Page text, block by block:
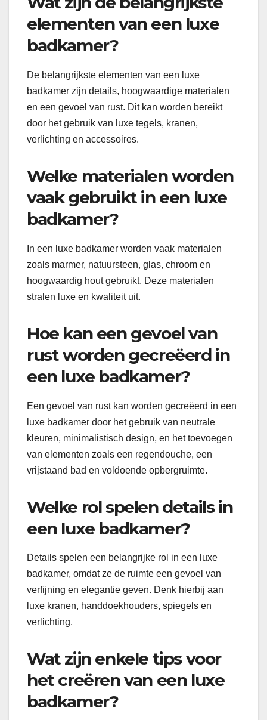
elementen van een luxe
badkamer?
De belangrijkste elementen van een luxe
badkamer zijn details, hoogwaardige materialen
en een gevoel van rust. Dit kan worden bereikt
door het gebruik van luxe tegels, kranen,
verlichting en accessoires.
Welke materialen worden
vaak gebruikt in een luxe
badkamer?
In een luxe badkamer worden vaak materialen
zoals marmer, natuursteen, glas, chroom en
hoogwaardig hout gebruikt. Deze materialen
stralen luxe en kwaliteit uit.
Hoe kan een gevoel van
rust worden gecreëerd in
een luxe badkamer?
Een gevoel van rust kan worden gecreëerd in een
luxe badkamer door het gebruik van neutrale
kleuren, minimalistisch design, en het toevoegen
van elementen zoals een regendouche, een
vrijstaand bad en voldoende opbergruimte.
Welke rol spelen details in
een luxe badkamer?
Details spelen een belangrijke rol in een luxe
badkamer, omdat ze de ruimte een gevoel van
verfijning en elegantie geven. Denk hierbij aan
luxe kranen, handdoekhouders, spiegels en
verlichting.
Wat zijn enkele tips voor
het creëren van een luxe
badkamer?